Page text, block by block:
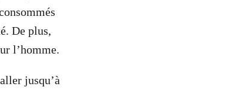
De plus,
l’homme.
jusqu’à